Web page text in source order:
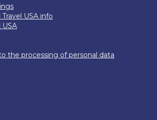
USA info
USA
the processing of personal data